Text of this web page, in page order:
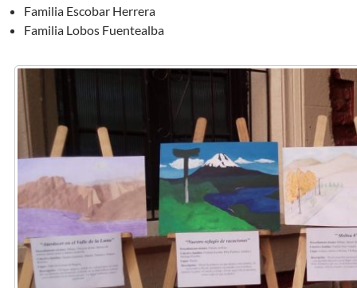
Familia Escobar Herrera
Familia Lobos Fuentealba